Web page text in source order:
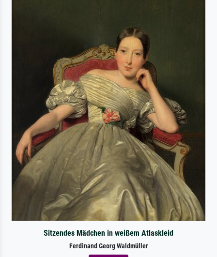
Sitzendes Mädchen in weißem Atlaskleid
Ferdinand Georg Waldmüller